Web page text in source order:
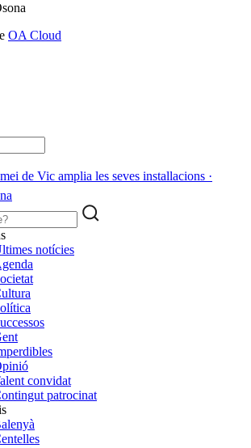
OA Cloud
de Vic amplia les seves installacions ·
notícies
convidat
patrocinat